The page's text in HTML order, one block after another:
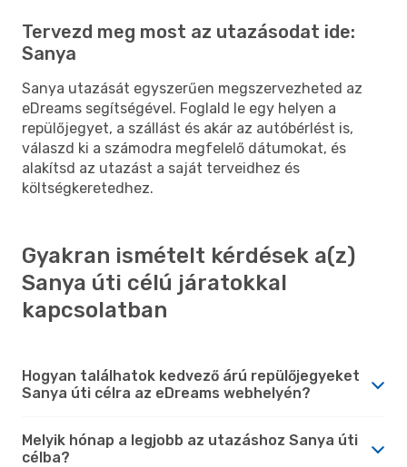
Tervezd meg most az utazásodat ide:
Sanya
Sanya utazását egyszerűen megszervezheted az
eDreams segítségével. Foglald le egy helyen a
repülőjegyet, a szállást és akár az autóbérlést is,
válaszd ki a számodra megfelelő dátumokat, és
alakítsd az utazást a saját terveidhez és
költségkeretedhez.
Gyakran ismételt kérdések a(z)
Sanya úti célú járatokkal
kapcsolatban
Hogyan találhatok kedvező árú repülőjegyeket
Sanya úti célra az eDreams webhelyén?
Melyik hónap a legjobb az utazáshoz Sanya úti
célba?